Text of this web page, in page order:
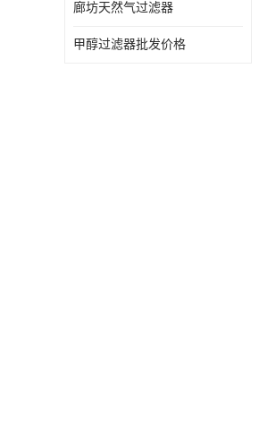
廊坊天然气过滤器
甲醇过滤器批发价格